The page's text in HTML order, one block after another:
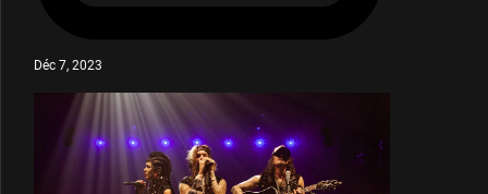
Déc 7, 2023